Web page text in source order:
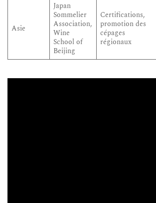
Asie
Japan
Sommelier
Association,
Wine
School of
Beijing
Certifications,
promotion des
cépages
régionaux